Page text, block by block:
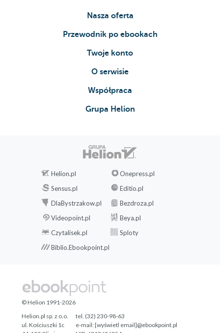
Nasza oferta
Przewodnik po ebookach
Twoje konto
O serwisie
Współpraca
Grupa Helion
Helion.pl
Onepress.pl
Sensus.pl
Editio.pl
DlaBystrzakow.pl
Bezdroza.pl
Videopoint.pl
Beya.pl
Czytalisek.pl
Sploty
Biblio.Ebookpoint.pl
© Helion 1991-2026
Helion.pl sp. z o.o.
ul. Kościuszki 1c
tel. (32) 230-98-63
e-mail:[wyświetl email]@ebookpoint.pl